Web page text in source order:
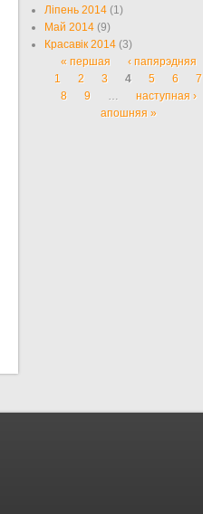
Ліпень 2014 (1)
Май 2014 (9)
Красавік 2014 (3)
Старонкі
« першая
‹ папярэдняя
1
2 3 4 5 6
7
8
9 …
наступная ›
апошняя »